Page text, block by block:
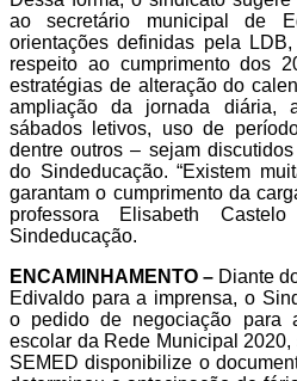
ao secretário municipal de
orientações definidas pela
respeito ao cumprimento dos
estratégias de alteração do
ampliação da jornada diária,
sábados letivos, uso de
dentre outros – sejam
do Sindeducação. “Existem
garantam o cumprimento da
professora Elisabeth
Sindeducação.
ENCAMINHAMENTO – Diante
Edivaldo para a imprensa, o
o pedido de negociação para
escolar da Rede Municipal
SEMED disponibilize o